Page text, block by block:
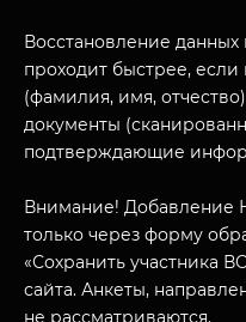
Восстановление
проходит быстрее,
(фамилия, имя,
документы
подтверждающие
Внимание! Добавление
только через форму
«Сохранить участника
сайта. Анкеты,
не рассматриваются.